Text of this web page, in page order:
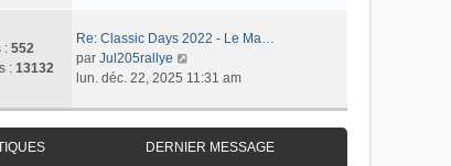
a
g
e
r
m
e
g
e
r
n
m
u
l
t
e
: 552
: 13132
Re: Classic Days 2022 - Le Ma…
par Jul205rallye
o
l
lun. déc. 22, 2025 11:31 am
DERNIER MESSAGE